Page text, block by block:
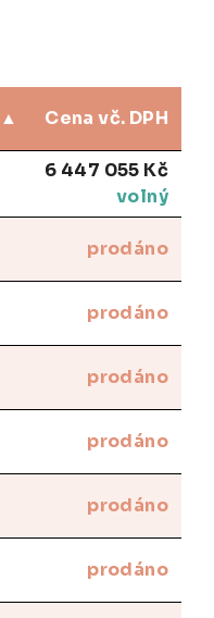
Cena vč. DPH
6 447 055 Kč
volný
prodáno
prodáno
prodáno
prodáno
prodáno
prodáno